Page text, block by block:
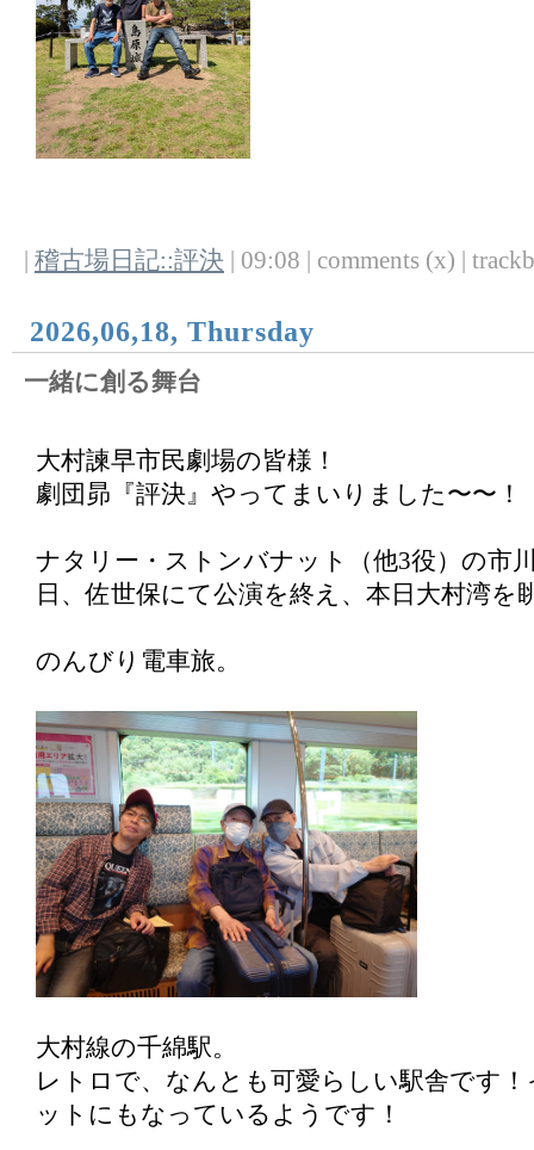
稽古場日記::評決 | 09:08 | comments (x) |
2026,06,18, Thursday
一緒に創る舞台
大村諫早市民劇場の皆様！
劇団昴『評決』やってまいりました〜〜！
ナタリー・ストンバナット（他3役）の市
日、佐世保にて公演を終え、本日大村湾を
のんびり電車旅。
大村線の千綿駅。
レトロで、なんとも可愛らしい駅舎です
ットにもなっているようです！